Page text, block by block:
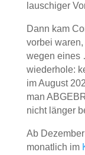
lauschiger
Dann kam
vorbei waren,
wegen eines
wiederhole:
im August
man
nicht länger
Ab
monatlich im